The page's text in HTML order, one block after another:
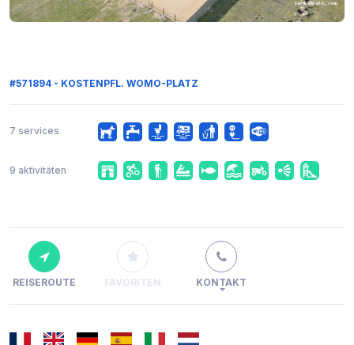
#571894 - KOSTENPFL. WOMO-PLATZ
7 services
9 aktivitäten
REISEROUTE FAVORITEN KONTAKT